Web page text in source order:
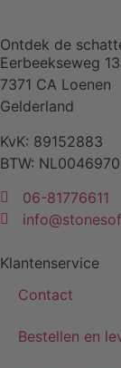
Ontdek de
Eerbeekseweg
7371 CA Loenen
Gelderland
KvK: 89152883
BTW:
06-81776611
Klantenservice
Contact
Bestellen en